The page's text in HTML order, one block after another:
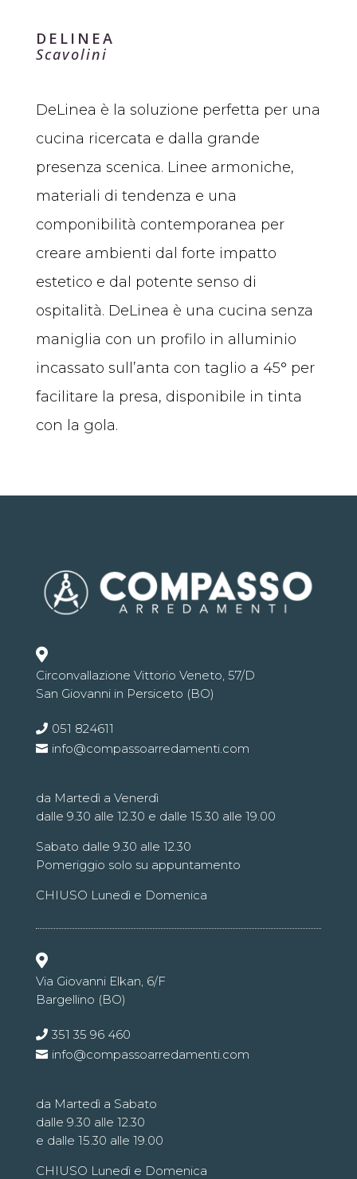
DELINEA
Scavolini
DeLinea è la soluzione perfetta per una
cucina ricercata e dalla grande
presenza scenica. Linee armoniche,
materiali di tendenza e una
componibilità contemporanea per
creare ambienti dal forte impatto
estetico e dal potente senso di
ospitalità. DeLinea è una cucina senza
maniglia con un profilo in alluminio
incassato sull’anta con taglio a 45° per
facilitare la presa, disponibile in tinta
con la gola.

Circonvallazione Vittorio Veneto, 57/D
San Giovanni in Persiceto (BO)
051 824611
info@compassoarredamenti.com
da Martedì a Venerdì
dalle 9.30 alle 12.30 e dalle 15.30 alle 19.00
Sabato dalle 9.30 alle 12.30
Pomeriggio solo su appuntamento
CHIUSO Lunedì e Domenica

Via Giovanni Elkan, 6/F
Bargellino (BO)
351 35 96 460
info@compassoarredamenti.com
da Martedì a Sabato
dalle 9.30 alle 12.30
e dalle 15.30 alle 19.00
CHIUSO Lunedì e Domenica